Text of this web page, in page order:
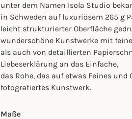
unter dem Namen Isola Studio
in Schweden auf luxuriösem 265 g
leicht strukturierter Oberfläche
wunderschöne Kunstwerke mit
als auch von detaillierten
Liebeserklärung an das Einfache,
das Rohe, das auf etwas Feines
fotografiertes Kunstwerk.
Maße